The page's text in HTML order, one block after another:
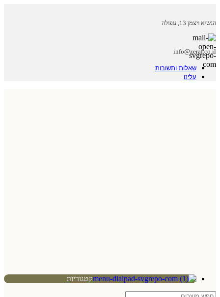
הנשיא ויצמן 13, עפולה
info@zeraf.co.il
שאלות ותשובות
עלינו
קטגוריות